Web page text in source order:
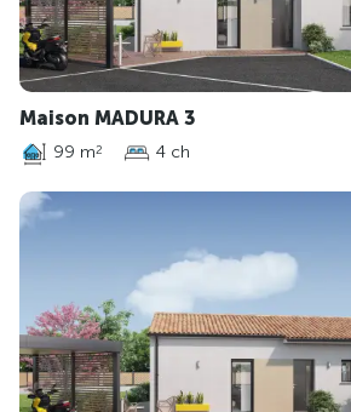
Maison MADURA 3
99 m2 4 ch